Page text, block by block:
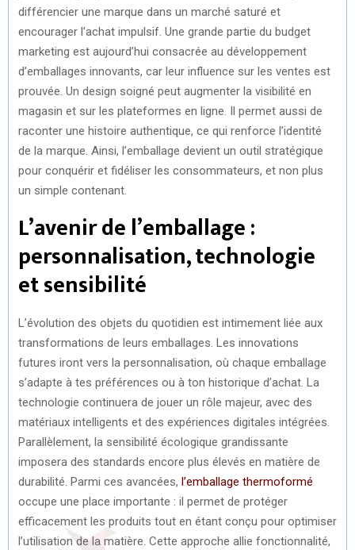
différencier une marque dans un marché saturé et
encourager l’achat impulsif. Une grande partie du budget
marketing est aujourd’hui consacrée au développement
d’emballages innovants, car leur influence sur les ventes est
prouvée. Un design soigné peut augmenter la visibilité en
magasin et sur les plateformes en ligne. Il permet aussi de
raconter une histoire authentique, ce qui renforce l’identité
de la marque. Ainsi, l’emballage devient un outil stratégique
pour conquérir et fidéliser les consommateurs, et non plus
un simple contenant.
L’avenir de l’emballage :
personnalisation, technologie
et sensibilité
L’évolution des objets du quotidien est intimement liée aux
transformations de leurs emballages. Les innovations
futures iront vers la personnalisation, où chaque emballage
s’adapte à tes préférences ou à ton historique d’achat. La
technologie continuera de jouer un rôle majeur, avec des
matériaux intelligents et des expériences digitales intégrées.
Parallèlement, la sensibilité écologique grandissante
imposera des standards encore plus élevés en matière de
durabilité. Parmi ces avancées, l’emballage thermoformé
occupe une place importante : il permet de protéger
efficacement les produits tout en étant conçu pour optimiser
l’utilisation de la matière. Cette approche allie fonctionnalité,